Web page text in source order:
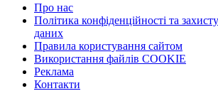
Про нас
Політика конфіденційності та
даних
Правила користування сайтом
Використання файлів COOKIE
Реклама
Контакти